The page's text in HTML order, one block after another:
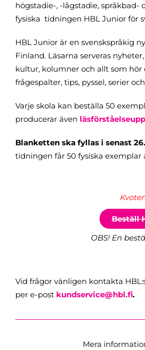
högstadie-, -lågstadie, språkbad-
fysiska tidningen HBL Junior för
HBL Junior är en svenskspråkig
Finland. Läsarna serveras
kultur, kolumner och allt som
frågespalter, tips, pyssel, serier
Varje skola kan beställa 50
producerar även
Blanketten ska fyllas i senast
tidningen får 50 fysiska exemplar
Beställ
OBS! En
Vid frågor vänligen kontakta
per e-post kundservice@hbl.fi.
Mera